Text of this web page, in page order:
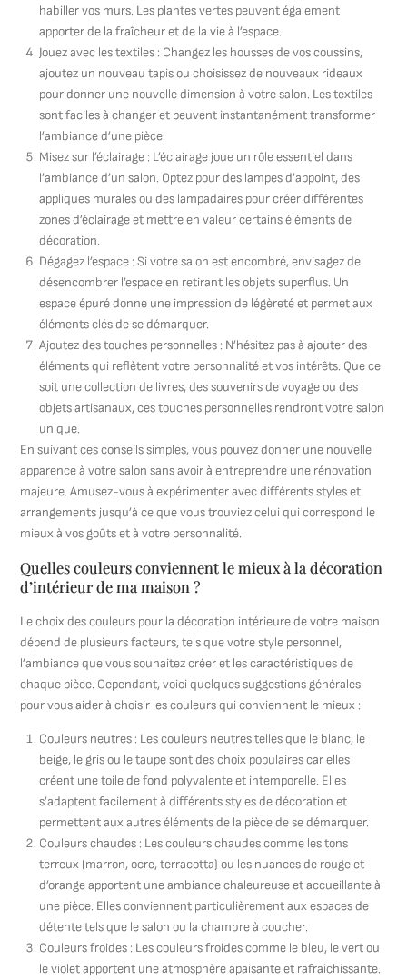
habiller vos murs. Les plantes vertes peuvent également
apporter de la fraîcheur et de la vie à l’espace.
Jouez avec les textiles : Changez les housses de vos coussins,
ajoutez un nouveau tapis ou choisissez de nouveaux rideaux
pour donner une nouvelle dimension à votre salon. Les textiles
sont faciles à changer et peuvent instantanément transformer
l’ambiance d’une pièce.
Misez sur l’éclairage : L’éclairage joue un rôle essentiel dans
l’ambiance d’un salon. Optez pour des lampes d’appoint, des
appliques murales ou des lampadaires pour créer différentes
zones d’éclairage et mettre en valeur certains éléments de
décoration.
Dégagez l’espace : Si votre salon est encombré, envisagez de
désencombrer l’espace en retirant les objets superflus. Un
espace épuré donne une impression de légèreté et permet aux
éléments clés de se démarquer.
Ajoutez des touches personnelles : N’hésitez pas à ajouter des
éléments qui reflètent votre personnalité et vos intérêts. Que ce
soit une collection de livres, des souvenirs de voyage ou des
objets artisanaux, ces touches personnelles rendront votre salon
unique.
En suivant ces conseils simples, vous pouvez donner une nouvelle
apparence à votre salon sans avoir à entreprendre une rénovation
majeure. Amusez-vous à expérimenter avec différents styles et
arrangements jusqu’à ce que vous trouviez celui qui correspond le
mieux à vos goûts et à votre personnalité.
Quelles couleurs conviennent le mieux à la décoration
d’intérieur de ma maison ?
Le choix des couleurs pour la décoration intérieure de votre maison
dépend de plusieurs facteurs, tels que votre style personnel,
l’ambiance que vous souhaitez créer et les caractéristiques de
chaque pièce. Cependant, voici quelques suggestions générales
pour vous aider à choisir les couleurs qui conviennent le mieux :
Couleurs neutres : Les couleurs neutres telles que le blanc, le
beige, le gris ou le taupe sont des choix populaires car elles
créent une toile de fond polyvalente et intemporelle. Elles
s’adaptent facilement à différents styles de décoration et
permettent aux autres éléments de la pièce de se démarquer.
Couleurs chaudes : Les couleurs chaudes comme les tons
terreux (marron, ocre, terracotta) ou les nuances de rouge et
d’orange apportent une ambiance chaleureuse et accueillante à
une pièce. Elles conviennent particulièrement aux espaces de
détente tels que le salon ou la chambre à coucher.
Couleurs froides : Les couleurs froides comme le bleu, le vert ou
le violet apportent une atmosphère apaisante et rafraîchissante.